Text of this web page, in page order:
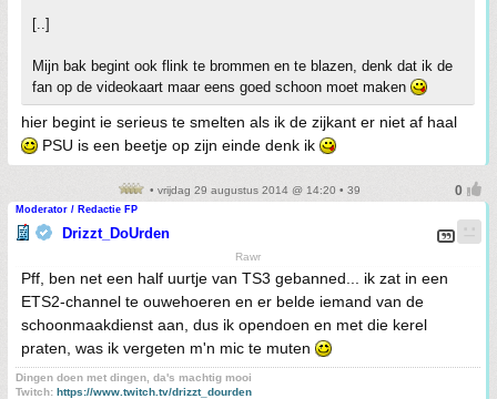
[..]
Mijn bak begint ook flink te brommen en te blazen, denk dat ik de
fan op de videokaart maar eens goed schoon moet maken
hier begint ie serieus te smelten als ik de zijkant er niet af haal
PSU is een beetje op zijn einde denk ik
• vrijdag 29 augustus 2014 @ 14:20 • 39
Moderator / Redactie FP
Drizzt_DoUrden
Rawr
Pff, ben net een half uurtje van TS3 gebanned... ik zat in een
ETS2-channel te ouwehoeren en er belde iemand van de
schoonmaakdienst aan, dus ik opendoen en met die kerel
praten, was ik vergeten m'n mic te muten
Dingen doen met dingen, da's machtig mooi
Twitch: https://www.twitch.tv/drizzt_dourden